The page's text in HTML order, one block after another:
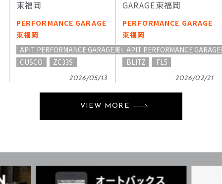
2026/05/13
東福岡
PERFORMANCE GARAGE
東福岡
APIT PERFORMANCE GARAGE東福岡
CUSCO
ZC33S
2026/02/21
GARAGE東福岡
PERFORMANCE GARAGE
東福岡
APIT PERFORMANCE
BLITZ
FL5
VIEW MORE